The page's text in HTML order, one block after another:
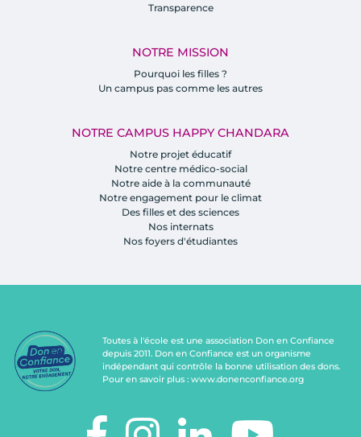
Transparence
NOTRE MISSION
Pourquoi les filles ?
Un campus pas comme les autres
NOTRE CAMPUS HAPPY CHANDARA
Notre projet éducatif
Notre centre médico-social
Notre aide à la communauté
Notre engagement pour le climat
Des filles et des sciences
Nos internats
Nos foyers d'étudiantes
Toutes à l'école est une association Don en Confiance
depuis 2011. Don en Confiance est un organisme
indépendant qui contrôle la bonne utilisation des dons.
Pour en savoir plus : www.donenconfiance.org